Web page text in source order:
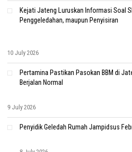
Kejati Jateng Luruskan Informasi Soal
Penggeledahan, maupun Penyisiran
10 July 2026
Pertamina Pastikan Pasokan BBM di
Berjalan Normal
9 July 2026
Penyidik Geledah Rumah Jampidsus